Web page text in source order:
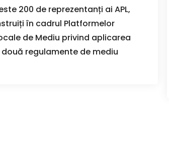
200 de reprezentanți ai APL,
în cadrul Platformelor
de Mediu privind aplicarea
două regulamente de mediu